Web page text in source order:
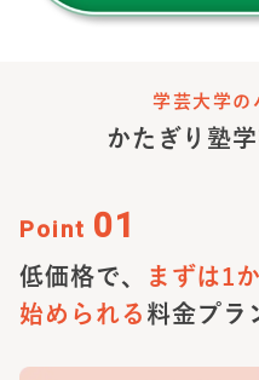
学芸大学の
かたぎり塾
Point 01
低価格で、
まずは1
始められる 料金プラ